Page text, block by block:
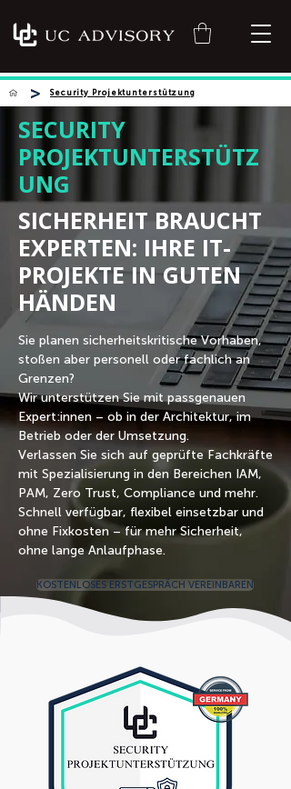
> Security Projektunterstützung
SECURITY
PROJEKTUNTERSTÜTZ
UNG
SICHERHEIT BRAUCHT
EXPERTEN: IHRE IT-
PROJEKTE IN GUTEN
HÄNDEN
Sie planen sicherheitskritische Vorhaben,
stoßen aber personell oder fachlich an
Grenzen?
Wir unterstützen Sie mit passgenauen
Expert:innen – ob in der Architektur, im
Betrieb oder der Umsetzung.
Verlassen Sie sich auf geprüfte Fachkräfte
mit Spezialisierung in den Bereichen IAM,
PAM, Zero Trust, Compliance und mehr.
Schnell verfügbar, flexibel einsetzbar und
ohne Fixkosten – für mehr Sicherheit,
ohne lange Anlaufphase.
KOSTENLOSES ERSTGESPRÄCH VEREINBAREN